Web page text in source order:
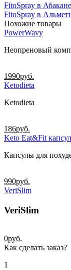
FitoSpray в Абакане
FitoSpray в
Похожие товары
PowerWavy
Неопреновый
1990руб.
Ketodieta
Ketodieta
186руб.
Keto Eat&Fit
Капсулы для
990руб.
VeriSlim
VeriSlim
0руб.
Как сделать заказ?
1